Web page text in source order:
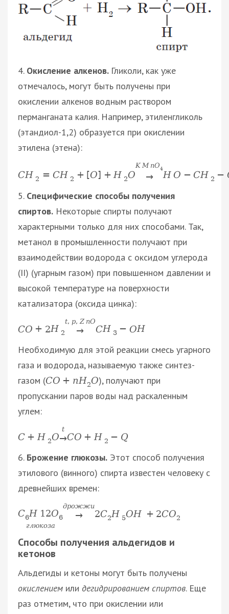
4. Окисление алкенов. Гликоли, как уже
отмечалось, могут быть получены при
окислении алкенов водным раствором
перманганата калия. Например, этиленгликоль
(этандиол-1,2) образуется при окислении
этилена (этена):
CH 2 = CH 2 + [O] + H 2O
K M nO4
→ H O − CH 2 −
5. Специфические способы получения
спиртов. Некоторые спирты получают
характерными только для них способами. Так,
метанол в промышленности получают при
взаимодействии водорода с оксидом углерода
(II) (угарным газом) при повышенном давлении и
высокой температуре на поверхности
катализатора (оксида цинка):
CO + 2H 2
t, p, Z nO
→ CH 3 − OH
Необходимую для этой реакции смесь угарного
газа и водорода, называемую также синтез-
газом (СО + nН2О), получают при
пропускании паров воды над раскаленным
углем:
C + H 2O
t
→CO + H 2 − Q
6. Брожение глюкозы. Этот способ получения
этилового (винного) спирта известен человеку с
древнейших времен:
C6H 12O6
глюкоза
дрожжи
→ 2C2H 5OH + 2CO2
Способы получения альдегидов и
кетонов
Альдегиды и кетоны могут быть получены
окислением или дегидрированием спиртов. Еще
раз отметим, что при окислении или